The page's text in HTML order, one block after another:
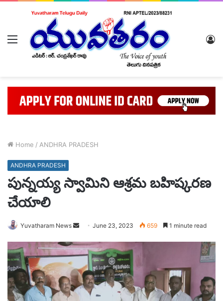
Menu
Home / ANDHRA PRADESH
ANDHRA PRADESH
పున్నయ్య స్వామిని ఆశ్రమ బహిష్కరణ
చేయాలి
Yuvatharam News
Send
email
June 23, 2023 659 1 minute read